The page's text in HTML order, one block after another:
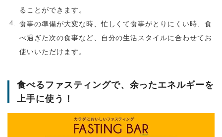
ることができます。
食事の準備が大変な時、忙しくて食事がとりにくい時、食
べ過ぎた次の食事など、自分の生活スタイルに合わせてお
使いいただけます。
食べるファスティングで、余ったエネルギーを
上手に使う！